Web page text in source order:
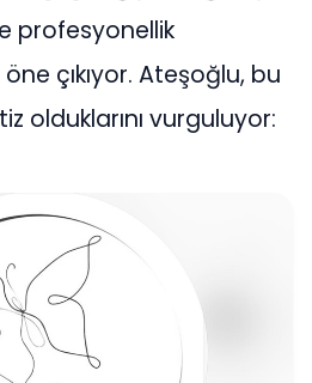
profesyonellik
çıkıyor. Ateşoğlu, bu
olduklarını vurguluyor: